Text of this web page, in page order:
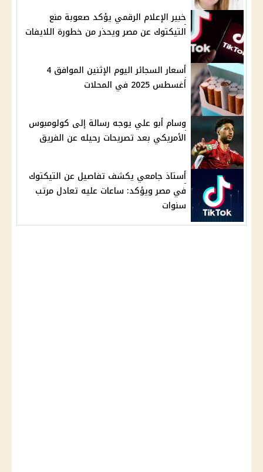
خبير الإعلام الرقمي يؤكد صعوبة منع
التيكتوك عن مصر ويحذر من خطورة اللايفات
أسعار السجائر اليوم الإثنين الموافق 4
أغسطس 2025 في المحلات
وسام أبو علي يوجه رسالة إلى كولومبوس
الأمريكي بعد تصريحات رحيله عن الفريق
أستاذ جامعي يكشف تفاصيل عن التيكتوك
في مصر ويؤكد: ساعات عليه تعادل مرتب
سنوات